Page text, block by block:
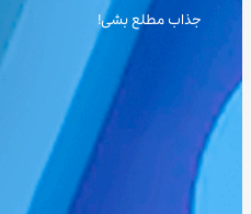
جذاب مطلع بشی!